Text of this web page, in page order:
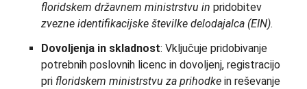
floridskem državnem ministrstvu in pridobitev
zvezne identifikacijske številke delodajalca (EIN).
Dovoljenja in skladnost: Vključuje pridobivanje
potrebnih poslovnih licenc in dovoljenj, registracijo
pri floridskem ministrstvu za prihodke in reševanje